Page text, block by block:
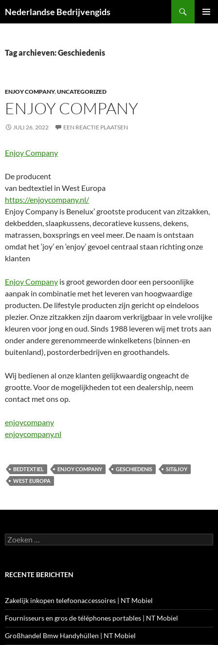
naar
Nederlandse Bedrijvengids
Tag archieven: Geschiedenis
ENJOY COMPANY,UNCATEGORIZED
ENJOY COMPANY
JULI 26, 2022 EEN REACTIE PLAATSEN
Enjoy Company
De producent
van bedtextiel in West Europa
https://enjoycompany.nl/
Enjoy Company is Benelux’ grootste producent van zitzakken,
dekbedden, slaapkussens, decoratieve kussens, dekens,
matrassen, boxsprings en veel meer. De naam is ontstaan
omdat het ‘joy’ en ‘enjoy’ gevoel centraal staan richting onze
klanten
Enjoy Company is groot geworden door een persoonlijke
aanpak in combinatie met het leveren van hoogwaardige
producten. De lifestyle producten zijn gericht op eindeloos
plezier. Onze zitzakken zijn daarom verkrijgbaar in vele vrolijke
kleuren voor jong en oud. Sinds 1988 leveren wij met trots aan
onder andere gerenommeerde winkelketens (binnen-en
buitenland), postorderbedrijven en groothandels.
Wij bedienen al onze klanten gelijkwaardig ongeacht de
grootte. Voor de mogelijkheden tot een dealership, neem
contact met ons op.
enjoycompany
enjoycompany.nl
BEDTEXTIEL ENJOY COMPANY GESCHIEDENIS
SIT&JOY
WEST EUROPA
Zoeken
naar:
RECENTE BERICHTEN
Zakelijk inkopen telefoonaccessoires | NT Mobiel
Fournisseurs en gros de téléphones portables | NT Mobiel
Großhandel Bmw Handyhüllen | NT Mobiel